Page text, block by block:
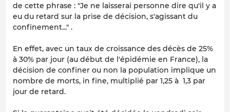
de cette phrase : "Je ne laisserai personne dire qu'il y a
eu du retard sur la prise de décision, s'agissant du
confinement..." .
En effet, avec un taux de croissance des décès de 25%
à 30% par jour (au début de l'épidémie en France), la
décision de confiner ou non la population implique un
nombre de morts, in fine, multiplié par 1,25 à 1,3 par
jour de retard.